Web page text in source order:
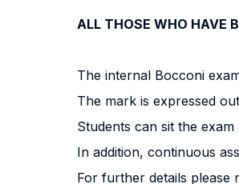
ALL THOSE WHO HAVE
The internal Bocconi
The mark is expressed
Students can sit the
In addition, continuous
For further details please